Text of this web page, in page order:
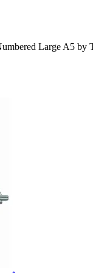
Large A5 by